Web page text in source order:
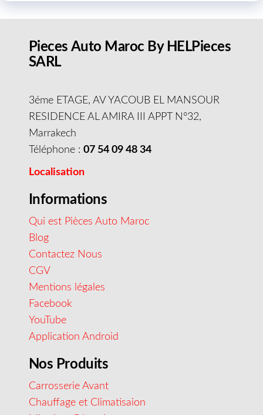
Pieces Auto Maroc By HELPieces
SARL
3éme ETAGE, AV YACOUB EL MANSOUR
RESIDENCE AL AMIRA III APPT N°32,
Marrakech
Téléphone : 07 54 09 48 34
Localisation
Informations
Qui est Pièces Auto Maroc
Blog
Contactez Nous
CGV
Mentions légales
Facebook
YouTube
Application Android
Nos Produits
Carrosserie Avant
Chauffage et Climatisaion